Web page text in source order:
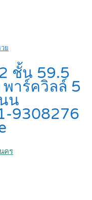
ย
ชั้น 59.5
าร์ควิลล์ 5
น
9308276
คร